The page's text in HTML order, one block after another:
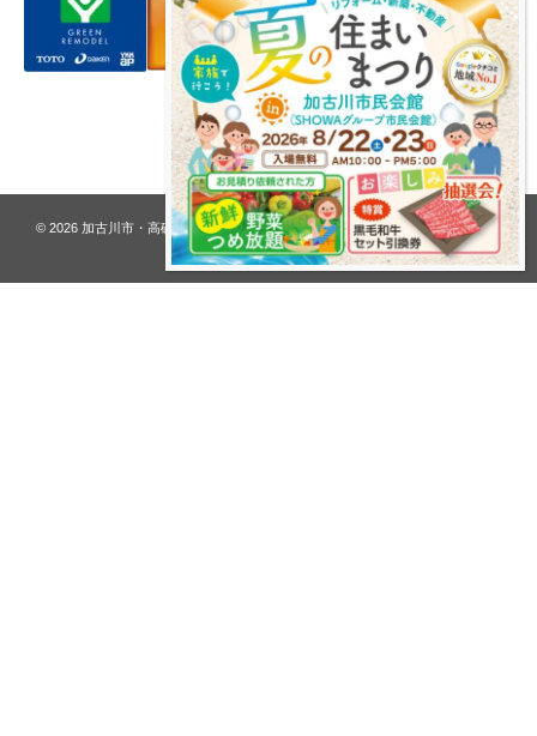
プライバシーポリシー
© 2026 加古川市・高砂市 夢リフォーム ウオハシ – 創業128年の老舗. All rights
reserved.